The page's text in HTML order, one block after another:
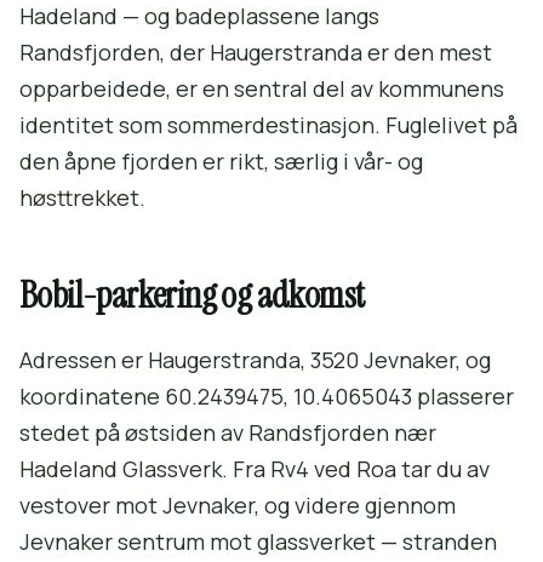
Hadeland — og badeplassene langs
Randsfjorden, der Haugerstranda er den mest
opparbeidede, er en sentral del av kommunens
identitet som sommerdestinasjon. Fuglelivet på
den åpne fjorden er rikt, særlig i vår- og
høsttrekket.
Bobil-parkering og adkomst
Adressen er Haugerstranda, 3520 Jevnaker, og
koordinatene 60.2439475, 10.4065043 plasserer
stedet på østsiden av Randsfjorden nær
Hadeland Glassverk. Fra Rv4 ved Roa tar du av
vestover mot Jevnaker, og videre gjennom
Jevnaker sentrum mot glassverket — stranden